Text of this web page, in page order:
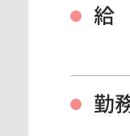
給
勤